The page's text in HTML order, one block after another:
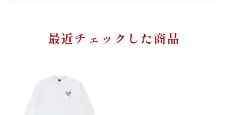
最近チェックした商品